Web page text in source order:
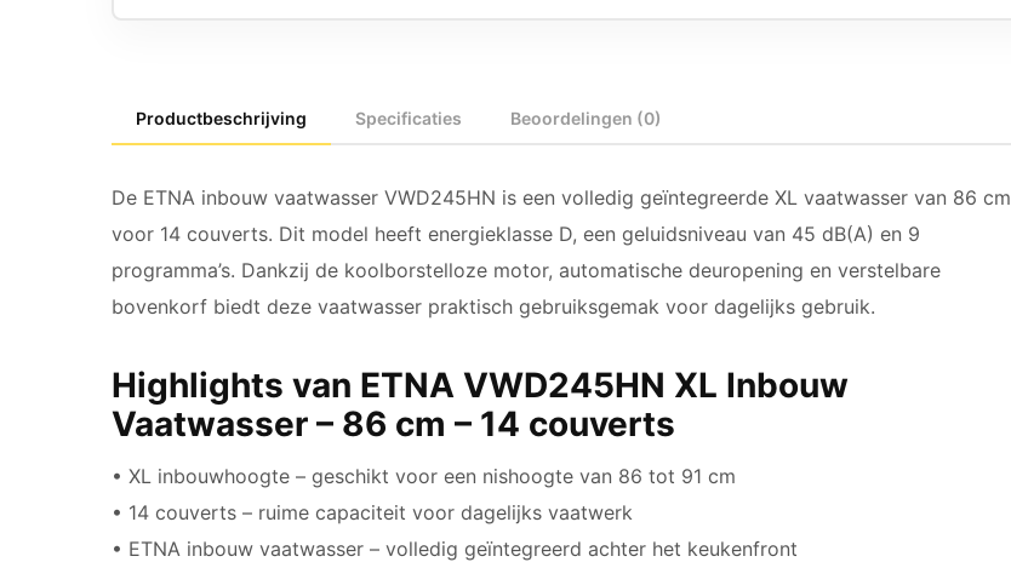
Productbeschrijving Specificaties Beoordelingen (0)
De ETNA inbouw vaatwasser VWD245HN is een volledig geïntegreerde XL vaatwasser van 86 cm
voor 14 couverts. Dit model heeft energieklasse D, een geluidsniveau van 45 dB(A) en 9
programma’s. Dankzij de koolborstelloze motor, automatische deuropening en verstelbare
bovenkorf biedt deze vaatwasser praktisch gebruiksgemak voor dagelijks gebruik.
Highlights van ETNA VWD245HN XL Inbouw
Vaatwasser – 86 cm – 14 couverts
• XL inbouwhoogte – geschikt voor een nishoogte van 86 tot 91 cm
• 14 couverts – ruime capaciteit voor dagelijks vaatwerk
• ETNA inbouw vaatwasser – volledig geïntegreerd achter het keukenfront